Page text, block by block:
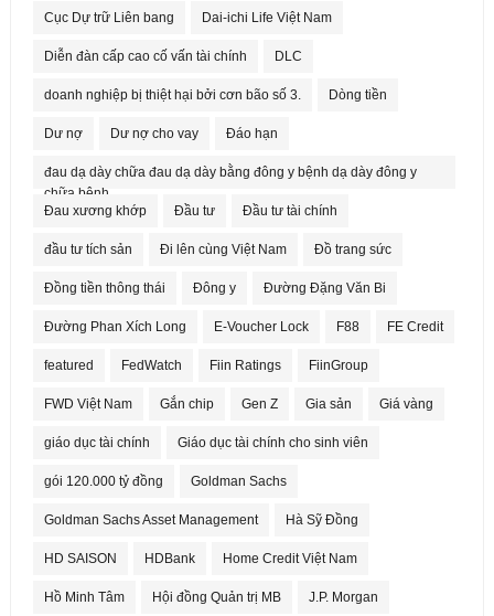
Cục Dự trữ Liên bang Dai-ichi Life Việt Nam
Diễn đàn cấp cao cố vấn tài chính DLC
doanh nghiệp bị thiệt hại bởi cơn bão số 3. Dòng tiền
Dư nợ Dư nợ cho vay Đáo hạn
đau dạ dày chữa đau dạ dày bằng đông y bệnh dạ dày đông y
chữa bệnh
Đau xương khớp
Đầu tư Đầu tư tài chính
đầu tư tích sản Đi lên cùng Việt Nam Đồ trang sức
Đồng tiền thông thái Đông y Đường Đặng Văn Bi
Đường Phan Xích Long E-Voucher Lock F88 FE Credit
featured FedWatch Fiin Ratings FiinGroup
FWD Việt Nam Gắn chip Gen Z Gia sản Giá vàng
giáo dục tài chính Giáo dục tài chính cho sinh viên
gói 120.000 tỷ đồng Goldman Sachs
Goldman Sachs Asset Management Hà Sỹ Đồng
HD SAISON HDBank Home Credit Việt Nam
Hồ Minh Tâm Hội đồng Quản trị MB J.P. Morgan